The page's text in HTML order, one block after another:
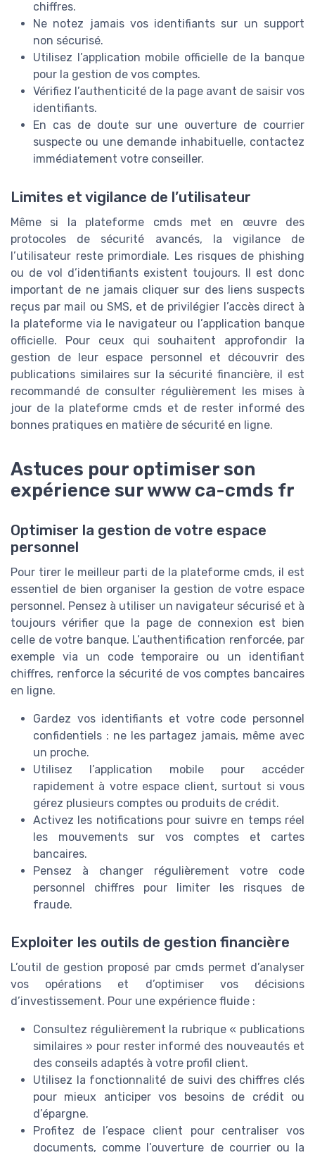
chiffres.
Ne notez jamais vos identifiants sur un support
non sécurisé.
Utilisez l’application mobile officielle de la banque
pour la gestion de vos comptes.
Vérifiez l’authenticité de la page avant de saisir vos
identifiants.
En cas de doute sur une ouverture de courrier
suspecte ou une demande inhabituelle, contactez
immédiatement votre conseiller.
Limites et vigilance de l’utilisateur
Même si la plateforme cmds met en œuvre des
protocoles de sécurité avancés, la vigilance de
l’utilisateur reste primordiale. Les risques de phishing
ou de vol d’identifiants existent toujours. Il est donc
important de ne jamais cliquer sur des liens suspects
reçus par mail ou SMS, et de privilégier l’accès direct à
la plateforme via le navigateur ou l’application banque
officielle. Pour ceux qui souhaitent approfondir la
gestion de leur espace personnel et découvrir des
publications similaires sur la sécurité financière, il est
recommandé de consulter régulièrement les mises à
jour de la plateforme cmds et de rester informé des
bonnes pratiques en matière de sécurité en ligne.
Astuces pour optimiser son
expérience sur www ca-cmds fr
Optimiser la gestion de votre espace
personnel
Pour tirer le meilleur parti de la plateforme cmds, il est
essentiel de bien organiser la gestion de votre espace
personnel. Pensez à utiliser un navigateur sécurisé et à
toujours vérifier que la page de connexion est bien
celle de votre banque. L’authentification renforcée, par
exemple via un code temporaire ou un identifiant
chiffres, renforce la sécurité de vos comptes bancaires
en ligne.
Gardez vos identifiants et votre code personnel
confidentiels : ne les partagez jamais, même avec
un proche.
Utilisez l’application mobile pour accéder
rapidement à votre espace client, surtout si vous
gérez plusieurs comptes ou produits de crédit.
Activez les notifications pour suivre en temps réel
les mouvements sur vos comptes et cartes
bancaires.
Pensez à changer régulièrement votre code
personnel chiffres pour limiter les risques de
fraude.
Exploiter les outils de gestion financière
L’outil de gestion proposé par cmds permet d’analyser
vos opérations et d’optimiser vos décisions
d’investissement. Pour une expérience fluide :
Consultez régulièrement la rubrique « publications
similaires » pour rester informé des nouveautés et
des conseils adaptés à votre profil client.
Utilisez la fonctionnalité de suivi des chiffres clés
pour mieux anticiper vos besoins de crédit ou
d’épargne.
Profitez de l’espace client pour centraliser vos
documents, comme l’ouverture de courrier ou la